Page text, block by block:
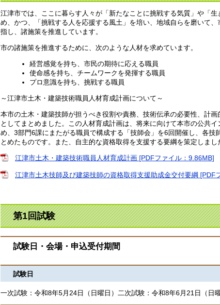
江津市では、ここに暮らす人々が「新たなことに挑戦する気質」や「
め、かつ、「挑戦する人を応援する風土」を培い、地域自らを磨いて
指し、諸施策を推進しています。
市の諸施策を推進するために、次のような人材を求めています。
経営感覚を持ち、市民の期待に応える職員
使命感を持ち、チームワークを発揮する職員
プロ意識を持ち、挑戦する職員
～江津市土木・建築技術職員人材育成計画について～
本市の土木・建築技師が担うべき役割や責務、技術伝承の必要性、計
としてまとめました。この人材育成計画は、将来に向けて本市の公共
め、3部門6課にまたがる職員で構成する「技師会」を6回開催し、各技
とめたものです。また、自主的な資格取得を支援する要綱を策定しまし
江津市土木・建築技術職員人材育成計画 [PDFファイル：9.86MB]
江津市土木技師及び建築技師の資格取得支援助成金交付要綱 [PDF
第1回試験
試験日・会場​・申込受付期間
試験日
一次試験：令和8年5月24日（日曜日）二次試験：令和8年6月21日（日曜